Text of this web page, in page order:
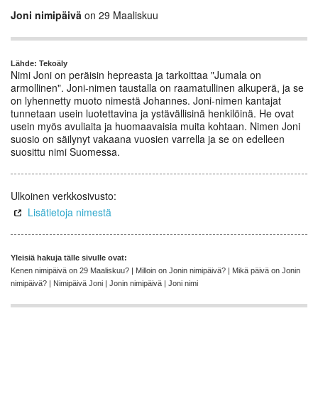
Joni nimipäivä on 29 Maaliskuu
Lähde: Tekoäly
Nimi Joni on peräisin hepreasta ja tarkoittaa "Jumala on
armollinen". Joni-nimen taustalla on raamatullinen alkuperä, ja se
on lyhennetty muoto nimestä Johannes. Joni-nimen kantajat
tunnetaan usein luotettavina ja ystävällisinä henkilöinä. He ovat
usein myös avuliaita ja huomaavaisia muita kohtaan. Nimen Joni
suosio on säilynyt vakaana vuosien varrella ja se on edelleen
suosittu nimi Suomessa.
Ulkoinen verkkosivusto:
Lisätietoja nimestä
Yleisiä hakuja tälle sivulle ovat:
Kenen nimipäivä on 29 Maaliskuu? | Milloin on Jonin nimipäivä? | Mikä päivä on Jonin
nimipäivä? | Nimipäivä Joni | Jonin nimipäivä | Joni nimi